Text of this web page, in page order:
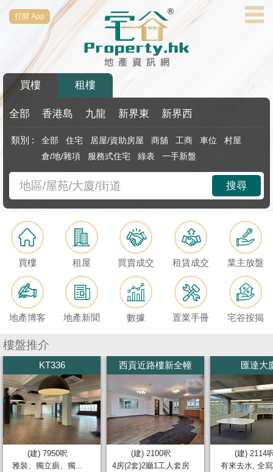
代
理
搵
樓/
交
業
主
盤
宅
谷
按
揭
地
產
博
客
地
產
新
打開 App
買樓 租樓
全部 香港島 九龍 新界東 新界西
類別 : 全部 住宅 居屋/資助房屋 商舖 工商 車位
村屋
倉/地/雜項
服務式住宅 綠表 一手新盤
搜尋
買樓 租屋 買賣成交 租賃成交 業主放盤
地產博客 地產新聞 數據 置業手冊 宅谷按揭
樓盤推介
KT336
(建) 7950呎
雅裝、獨立廁、獨...
西貢近路樓新全幢
(建) 2100呎
4房(2套)2廳1工人套房
匯達大
(建) 2114
有來去水, 全